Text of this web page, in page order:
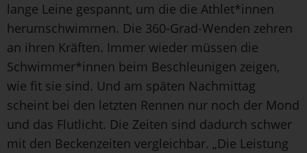
lange Leine gespannt, um die die Athlet*innen
herumschwimmen. Die 360-Grad-Wenden zehren
an ihren Kräften. Immer wieder müssen die
Schwimmer*innen beim Beschleunigen zeigen,
wie fit sie sind. Und am späten Nachmittag
scheint bei den letzten Rennen nur noch der Mond
und das Flutlicht. Die Zeiten sind dadurch schwer
mit den Beckenzeiten vergleichbar. „Die Leistung